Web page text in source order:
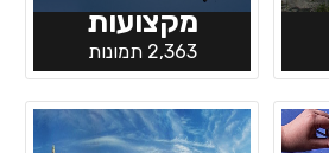
מקצועות
2,363 תמונות